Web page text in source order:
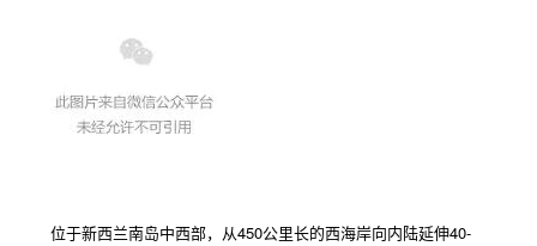
位于新西兰南岛中西部，从450公里长的西海岸向内陆延伸40-